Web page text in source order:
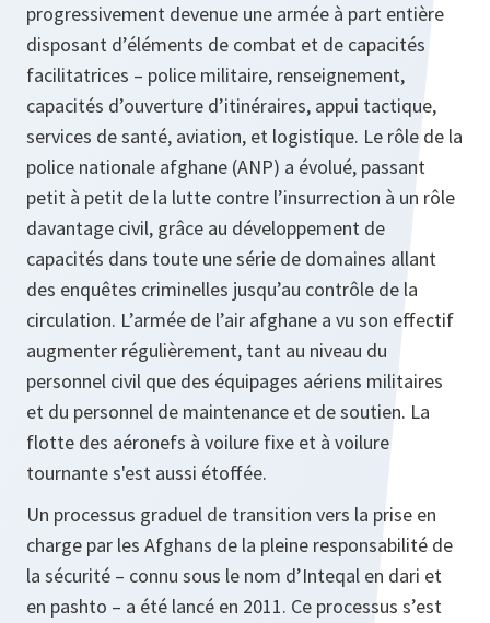
progressivement devenue une armée à part entière
disposant d’éléments de combat et de capacités
facilitatrices – police militaire, renseignement,
capacités d’ouverture d’itinéraires, appui tactique,
services de santé, aviation, et logistique. Le rôle de la
police nationale afghane (ANP) a évolué, passant
petit à petit de la lutte contre l’insurrection à un rôle
davantage civil, grâce au développement de
capacités dans toute une série de domaines allant
des enquêtes criminelles jusqu’au contrôle de la
circulation. L’armée de l’air afghane a vu son effectif
augmenter régulièrement, tant au niveau du
personnel civil que des équipages aériens militaires
et du personnel de maintenance et de soutien. La
flotte des aéronefs à voilure fixe et à voilure
tournante s'est aussi étoffée.
Un processus graduel de transition vers la prise en
charge par les Afghans de la pleine responsabilité de
la sécurité – connu sous le nom d’Inteqal en dari et
en pashto – a été lancé en 2011. Ce processus s’est